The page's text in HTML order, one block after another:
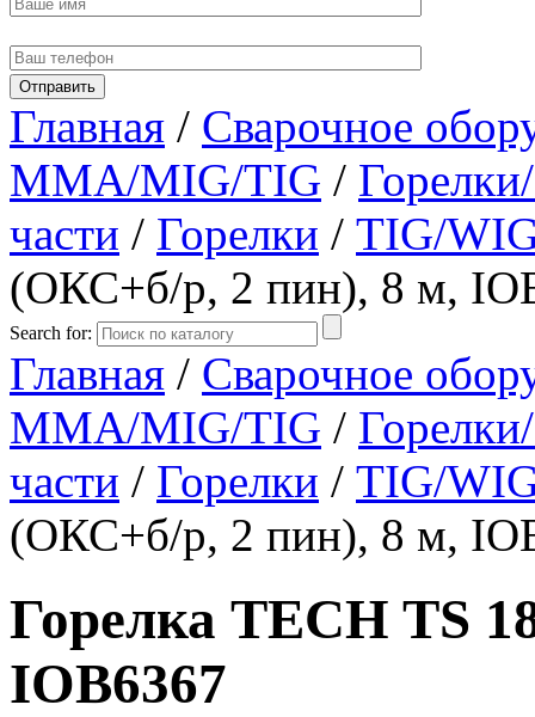
Главная / Сварочное
MMA/MIG/TIG /
части / Горелки / TIG/
(ОКС+б/р, 2 пин), 8 м,
Search for:
Главная / Сварочное
MMA/MIG/TIG /
части / Горелки / TIG/
(ОКС+б/р, 2 пин), 8 м,
Горелка TECH TS
IOB6367